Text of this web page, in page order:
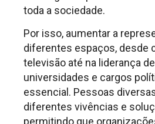
toda a sociedade.
Por isso, aumentar a
diferentes espaços, desde
televisão até na liderança
universidades e cargos
essencial. Pessoas
diferentes vivências e